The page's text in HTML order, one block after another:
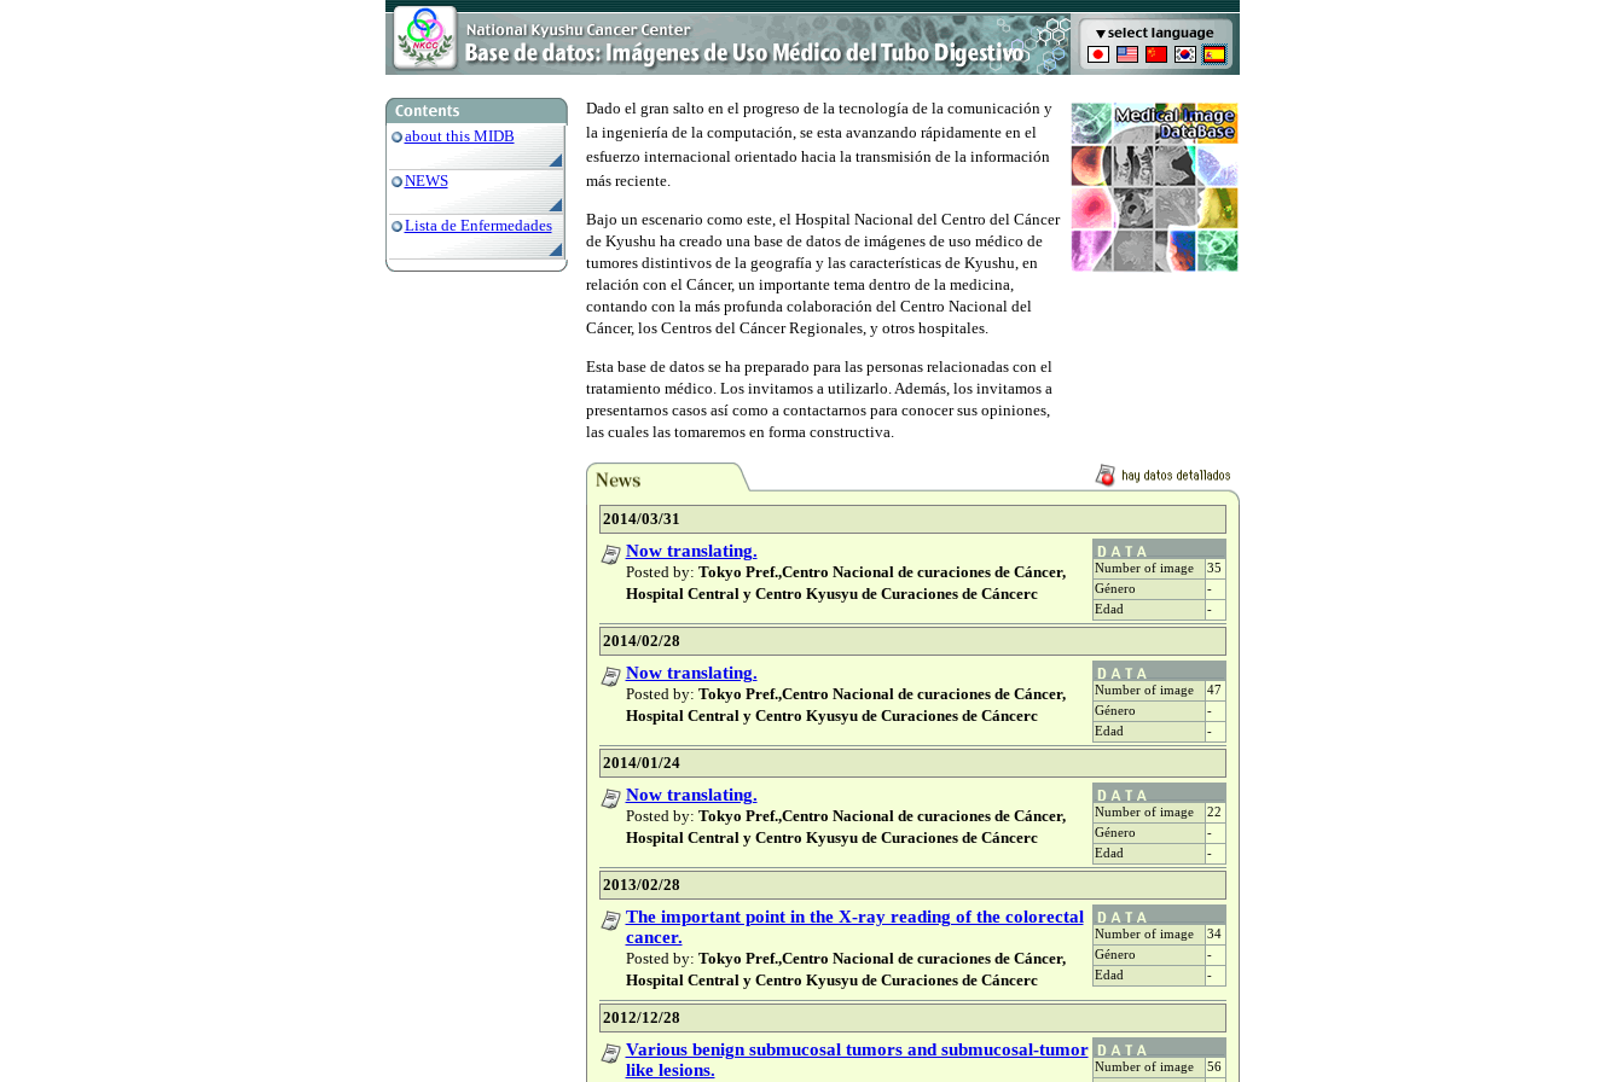
about this MIDB
NEWS
Lista de Enfermedades
Dado el gran salto en el progreso de la tecnología de la comunicación y
la ingeniería de la computación, se esta avanzando rápidamente en el
esfuerzo internacional orientado hacia la transmisión de la información
más reciente.
Bajo un escenario como este, el Hospital Nacional del Centro del Cáncer
de Kyushu ha creado una base de datos de imágenes de uso médico de
tumores distintivos de la geografía y las características de Kyushu, en
relación con el Cáncer, un importante tema dentro de la medicina,
contando con la más profunda colaboración del Centro Nacional del
Cáncer, los Centros del Cáncer Regionales, y otros hospitales.
Esta base de datos se ha preparado para las personas relacionadas con el
tratamiento médico. Los invitamos a utilizarlo. Además, los invitamos a
presentarnos casos así como a contactarnos para conocer sus opiniones,
las cuales las tomaremos en forma constructiva.
2014/03/31
Now translating.
Posted by: Tokyo Pref.,Centro Nacional de curaciones de Cáncer,
Hospital Central y Centro Kyusyu de Curaciones de Cáncerc
Number of image
35
Género
-
Edad
-
2014/02/28
Now translating.
Posted by: Tokyo Pref.,Centro Nacional de curaciones de Cáncer,
Hospital Central y Centro Kyusyu de Curaciones de Cáncerc
Number of image
47
Género
-
Edad
-
2014/01/24
Now translating.
Posted by: Tokyo Pref.,Centro Nacional de curaciones de Cáncer,
Hospital Central y Centro Kyusyu de Curaciones de Cáncerc
Number of image
22
Género
-
Edad
-
2013/02/28
The important point in the X-ray reading of the colorectal
cancer.
Posted by: Tokyo Pref.,Centro Nacional de curaciones de Cáncer,
Hospital Central y Centro Kyusyu de Curaciones de Cáncerc
Number of image
34
Género
-
Edad
-
2012/12/28
Various benign submucosal tumors and submucosal-tumor
like lesions.
Number of image
56